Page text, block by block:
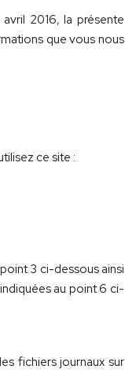
2016, la présente
que vous nous
ce site :
3 ci-dessous ainsi
au point 6 ci-
fichiers journaux sur